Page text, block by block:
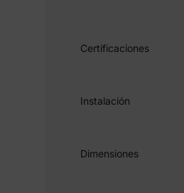
Certificaciones
Instalación
Dimensiones